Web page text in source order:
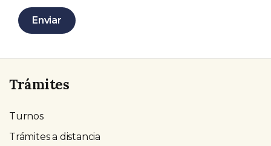
Enviar
Trámites
Turnos
Trámites a distancia